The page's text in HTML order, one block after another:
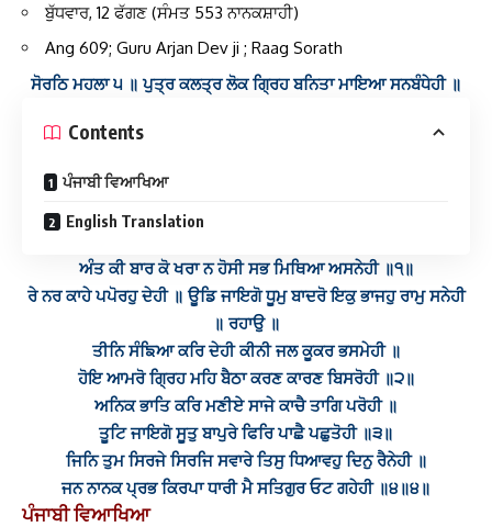
ਬੁੱਧਵਾਰ, 12 ਫੱਗਣ (ਸੰਮਤ 553 ਨਾਨਕਸ਼ਾਹੀ)
Ang 609; Guru Arjan Dev ji ; Raag Sorath
ਸੋਰਠਿ ਮਹਲਾ ੫ ॥ ਪੁਤ੍ਰ ਕਲਤ੍ਰ ਲੋਕ ਗ੍ਰਿਹ ਬਨਿਤਾ ਮਾਇਆ ਸਨਬੰਧੇਹੀ ॥
Contents
ਪੰਜਾਬੀ ਵਿਆਖਿਆ
English Translation
ਅੰਤ ਕੀ ਬਾਰ ਕੋ ਖਰਾ ਨ ਹੋਸੀ ਸਭ ਮਿਥਿਆ ਅਸਨੇਹੀ ॥੧॥
ਰੇ ਨਰ ਕਾਹੇ ਪਪੋਰਹੁ ਦੇਹੀ ॥ ਊਡਿ ਜਾਇਗੋ ਧੂਮੁ ਬਾਦਰੋ ਇਕੁ ਭਾਜਹੁ ਰਾਮੁ ਸਨੇਹੀ
॥ ਰਹਾਉ ॥
ਤੀਨਿ ਸੰਙਿਆ ਕਰਿ ਦੇਹੀ ਕੀਨੀ ਜਲ ਕੂਕਰ ਭਸਮੇਹੀ ॥
ਹੋਇ ਆਮਰੋ ਗ੍ਰਿਹ ਮਹਿ ਬੈਠਾ ਕਰਣ ਕਾਰਣ ਬਿਸਰੋਹੀ ॥੨॥
ਅਨਿਕ ਭਾਤਿ ਕਰਿ ਮਣੀਏ ਸਾਜੇ ਕਾਚੈ ਤਾਗਿ ਪਰੋਹੀ ॥
ਤੂਟਿ ਜਾਇਗੋ ਸੂਤੁ ਬਾਪੁਰੇ ਫਿਰਿ ਪਾਛੈ ਪਛੁਤੋਹੀ ॥੩॥
ਜਿਨਿ ਤੁਮ ਸਿਰਜੇ ਸਿਰਜਿ ਸਵਾਰੇ ਤਿਸੁ ਧਿਆਵਹੁ ਦਿਨੁ ਰੈਨੇਹੀ ॥
ਜਨ ਨਾਨਕ ਪ੍ਰਭ ਕਿਰਪਾ ਧਾਰੀ ਮੈ ਸਤਿਗੁਰ ਓਟ ਗਹੇਹੀ ॥੪॥੪॥
ਪੰਜਾਬੀ ਵਿਆਖਿਆ